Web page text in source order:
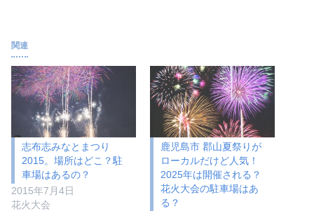
関連
志布志みなとまつり
2015。場所はどこ？駐
車場はあるの？
2015年7月4日
花火大会
鹿児島市 郡山夏祭りが
ローカルだけど人気！
2025年は開催される？
花火大会の駐車場はあ
る？